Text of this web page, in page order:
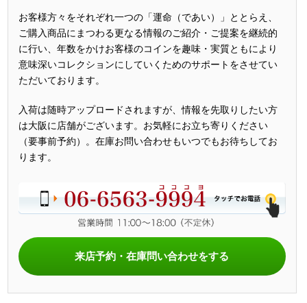
お客様方々をそれぞれ一つの「運命（であい）」ととらえ、
ご購入商品にまつわる更なる情報のご紹介・ご提案を継続的
に行い、年数をかけお客様のコインを趣味・実質ともにより
意味深いコレクションにしていくためのサポートをさせてい
ただいております。
入荷は随時アップロードされますが、情報を先取りしたい方
は大阪に店舗がございます。お気軽にお立ち寄りください
（要事前予約）。在庫お問い合わせもいつでもお待ちしてお
ります。
来店予約・在庫問い合わせをする